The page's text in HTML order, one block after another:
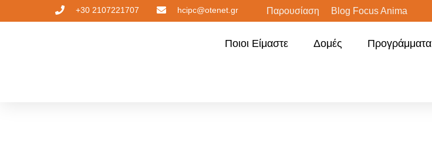
+30 2107221707 hcipc@otenet.gr Παρουσίαση Blog Focus Anima
Ποιοι Είμαστε Δομές Προγράμματα